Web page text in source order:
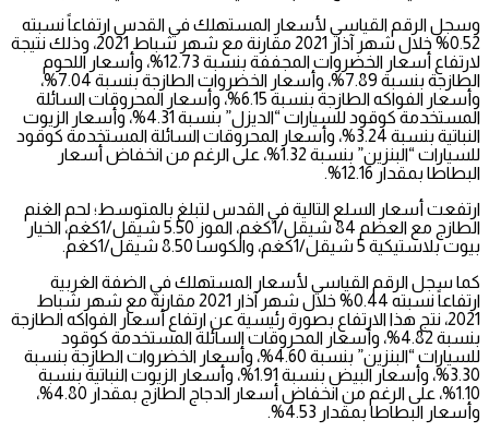
وسجل الرقم القياسي لأسعار المستهلك في القدس ارتفاعاً نسبته
0.52% خلال شهر آذار 2021 مقارنة مع شهر شباط 2021، وذلك نتيجة
لارتفاع أسعار الخضروات المجففة بنسبة 12.73%، وأسعار اللحوم
الطازجة بنسبة 7.89%، وأسعار الخضروات الطازجة بنسبة 7.04%،
وأسعار الفواكه الطازجة بنسبة 6.15%، وأسعار المحروقات السائلة
المستخدمة كوقود للسيارات “الديزل” بنسبة 4.31%، وأسعار الزيوت
النباتية بنسبة 3.24%، وأسعار المحروقات السائلة المستخدمة كوقود
للسيارات “البنزين” بنسبة 1.32%، على الرغم من انخفاض أسعار
البطاطا بمقدار 12.16%.
ارتفعت أسعار السلع التالية في القدس لتبلغ بالمتوسط؛ لحم الغنم
الطازج مع العظم 84 شيقل/1كغم، الموز 5.50 شيقل/1كغم، الخيار
بيوت بلاستيكية 5 شيقل/1كغم، والكوسا 8.50 شيقل/1كغم.
كما سجل الرقم القياسي لأسعار المستهلك في الضفة الغربية
ارتفاعاً نسبته 0.44% خلال شهر آذار 2021 مقارنة مع شهر شباط
2021، نتج هذا الارتفاع بصورة رئيسية عن ارتفاع أسعار الفواكه الطازجة
بنسبة 4.82%، وأسعار المحروقات السائلة المستخدمة كوقود
للسيارات “البنزين” بنسبة 4.60%، وأسعار الخضروات الطازجة بنسبة
3.30%، وأسعار البيض بنسبة 1.91%، وأسعار الزيوت النباتية بنسبة
1.10%، على الرغم من انخفاض أسعار الدجاج الطازج بمقدار 4.80%،
وأسعار البطاطا بمقدار 4.53%.